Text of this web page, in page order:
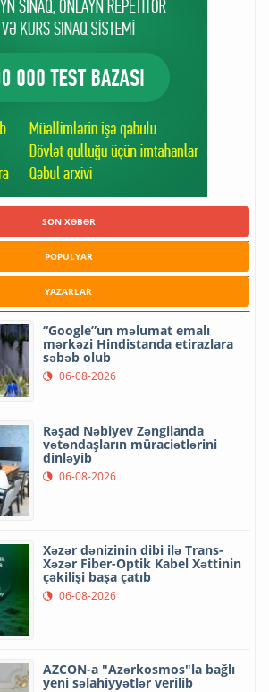
SON XƏBƏR
POPULYAR
YAZARLAR
“Google”un məlumat emalı
mərkəzi Hindistanda etirazlara
səbəb olub
06-08-2026
Rəşad Nəbiyev Zəngilanda
vətəndaşların müraciətlərini
dinləyib
06-08-2026
Xəzər dənizinin dibi ilə Trans-
Xəzər Fiber-Optik Kabel Xəttinin
çəkilişi başa çatıb
06-08-2026
AZCON-a "Azərkosmos"la bağlı
yeni səlahiyyətlər verilib